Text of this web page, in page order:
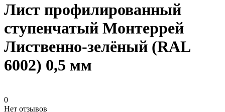
Лист профилированный
ступенчатый Монтеррей
Лиственно-зелёный (RAL
6002) 0,5 мм
0
Нет отзывов